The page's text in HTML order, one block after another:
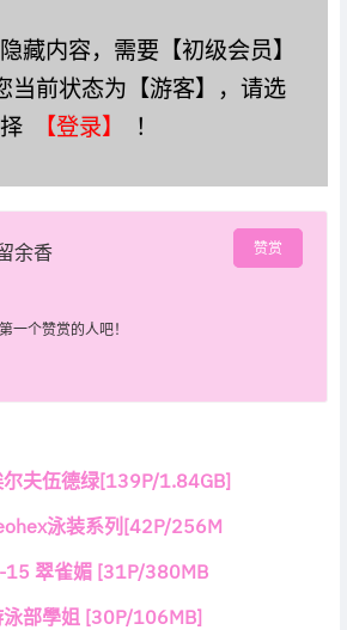
藏内容，需要【初级会员】
当前状态为【游客】，请选
择
【登录】 ！
余香 赞赏
一个赞赏的人吧！
夫伍德绿[139P/1.84GB]
泳装系列[42P/256M
15 翠雀媚 [31P/380MB
部學姐 [30P/106MB]